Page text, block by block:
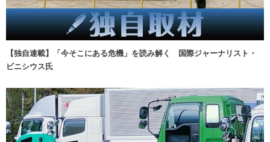
【独自連載】「今そこにある危機」を読み解く 国際ジャーナリスト・
ビニシウス氏